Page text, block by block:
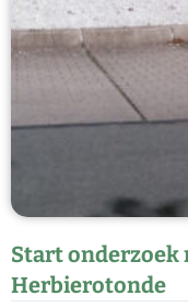
Start onderzoek
Herbierotonde